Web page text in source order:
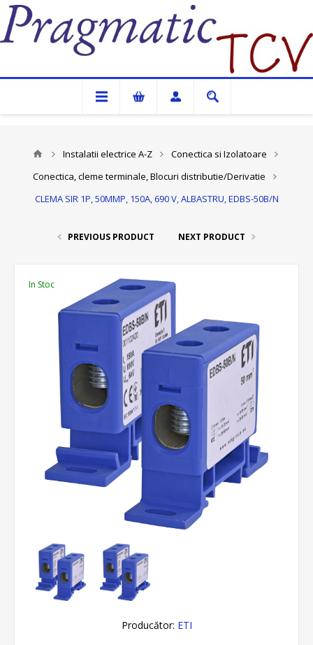
Pragmatic TCV
Instalatii electrice A-Z
Conectica si Izolatoare
Conectica, cleme terminale, Blocuri distributie/Derivatie
CLEMA SIR 1P, 50MMP, 150A, 690 V, ALBASTRU, EDBS-50B/N
PREVIOUS PRODUCT NEXT PRODUCT
In Stoc
Producător: ETI